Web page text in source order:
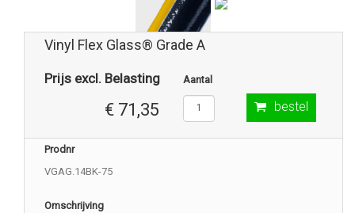
Vinyl Flex Glass® Grade A
Prijs excl. Belasting
€ 71,35
Aantal
bestel
Prodnr
VGAG.14BK-75
Omschrijving